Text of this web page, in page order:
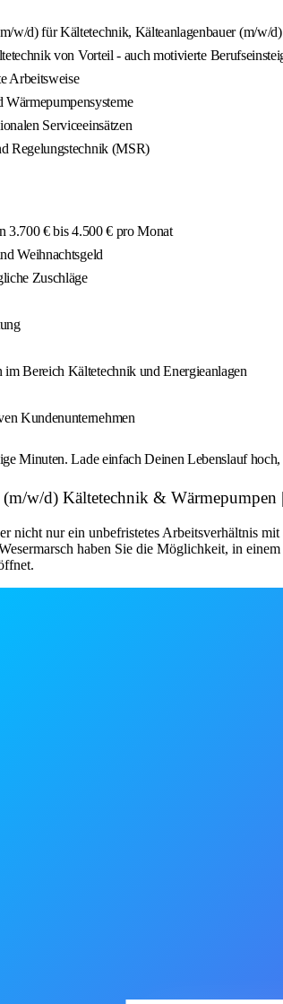
w/d) für Kältetechnik, Kälteanlagenbauer (m/w/
von Vorteil - auch motivierte
Arbeitsweise
Wärmepumpensysteme
Serviceeinsätzen
Regelungstechnik (MSR)
3.700 € bis 4.500 € pro Monat
Weihnachtsgeld
Zuschläge
Bereich Kältetechnik und Energieanlagen
Kundenunternehmen
Minuten. Lade einfach Deinen Lebenslauf
w/d) Kältetechnik &
nicht nur ein unbefristetes Arbeitsverhältnis
haben Sie die Möglichkeit, in